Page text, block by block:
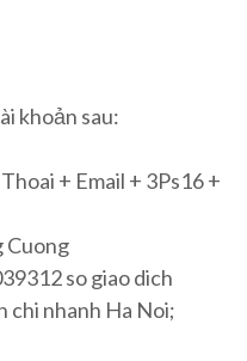
khoản sau:
+ Email + 3Ps16 +
Cuong
so giao dich
chi nhanh Ha Noi;